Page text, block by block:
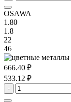
OSAWA
1.80
1.8
22
46
666.40 ₽
533.12 ₽
-